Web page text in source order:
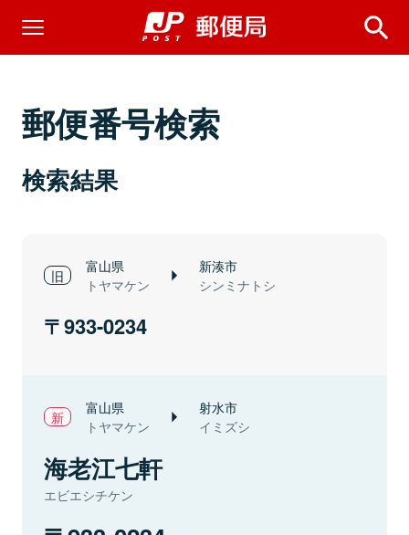
郵便番号検索
検索結果
富山県
トヤマケン
新湊市
シンミナトシ
933-0234
富山県
トヤマケン
射水市
イミズシ
海老江七軒
エビエシチケン